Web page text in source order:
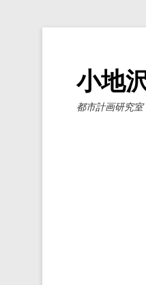
小地
都市計画研究